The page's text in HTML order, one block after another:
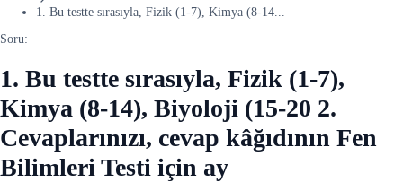
1. Bu testte sırasıyla, Fizik (1-7), Kimya (8-14...
Soru:
1. Bu testte sırasıyla, Fizik (1-7),
Kimya (8-14), Biyoloji (15-20 2.
Cevaplarınızı, cevap kâğıdının Fen
Bilimleri Testi için ay